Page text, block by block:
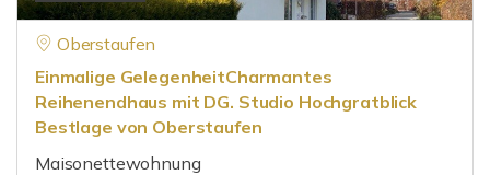
Oberstaufen
Einmalige GelegenheitCharmantes
Reihenendhaus mit DG. Studio Hochgratblick
Bestlage von Oberstaufen
Maisonettewohnung